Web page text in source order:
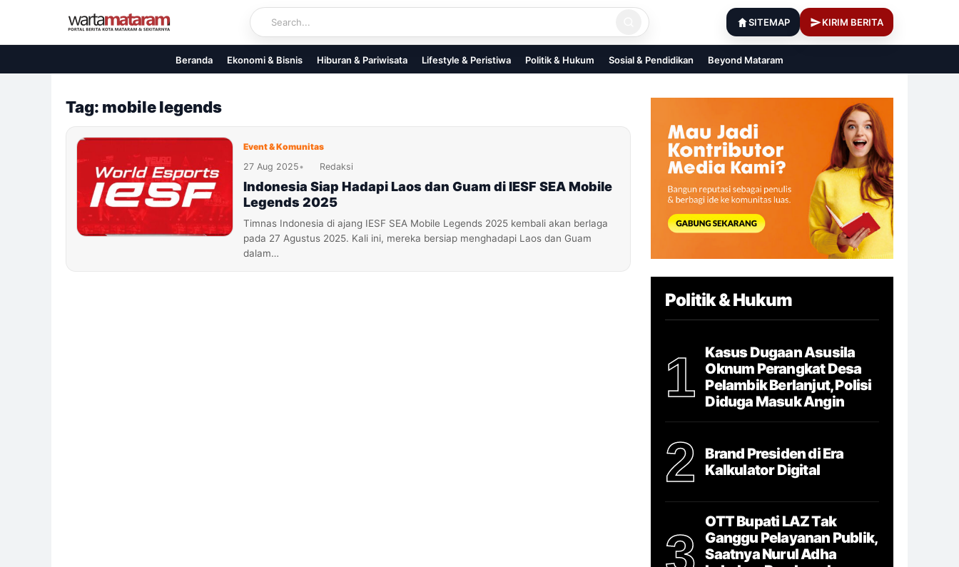
content
SITEMAP KIRIM BERITA
Beranda Ekonomi & Bisnis Hiburan & Pariwisata Lifestyle & Peristiwa Politik & Hukum Sosial & Pendidikan Beyond Mataram
Tag: mobile legends
Event & Komunitas
27 Aug 2025• Redaksi
Indonesia Siap Hadapi Laos dan Guam di IESF SEA Mobile
Legends 2025
Timnas Indonesia di ajang IESF SEA Mobile Legends 2025 kembali akan berlaga
pada 27 Agustus 2025. Kali ini, mereka bersiap menghadapi Laos dan Guam
dalam…
Politik & Hukum
1
Kasus Dugaan Asusila
Oknum Perangkat Desa
Pelambik Berlanjut, Polisi
Diduga Masuk Angin
2
Brand Presiden di Era
Kalkulator Digital
OTT Bupati LAZ Tak
Ganggu Pelayanan Publik,
Saatnya Nurul Adha